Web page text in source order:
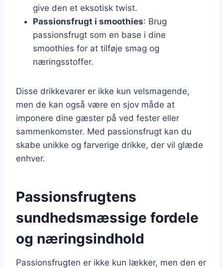
give den et eksotisk twist.
Passionsfrugt i smoothies: Brug
passionsfrugt som en base i dine
smoothies for at tilføje smag og
næringsstoffer.
Disse drikkevarer er ikke kun velsmagende,
men de kan også være en sjov måde at
imponere dine gæster på ved fester eller
sammenkomster. Med passionsfrugt kan du
skabe unikke og farverige drikke, der vil glæde
enhver.
Passionsfrugtens
sundhedsmæssige fordele
og næringsindhold
Passionsfrugten er ikke kun lækker, men den er